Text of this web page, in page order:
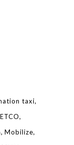
taxi
Mobilize